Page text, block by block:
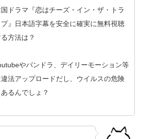
ドラマ『恋はチーズ・イン・ザ・トラ
プ』日本語字幕を安全に確実に無料視聴
方法は？
やパンドラ、デイリーモーション等
違法アップロードだし、ウイルスの危険
あるんでしょ？